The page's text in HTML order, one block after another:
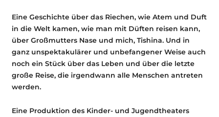
Eine Geschichte über das Riechen, wie Atem und Duft
in die Welt kamen, wie man mit Düften reisen kann,
über Großmutters Nase und mich, Tishina. Und in
ganz unspektakulärer und unbefangener Weise auch
noch ein Stück über das Leben und über die letzte
große Reise, die irgendwann alle Menschen antreten
werden.
Eine Produktion des Kinder- und Jugendtheaters